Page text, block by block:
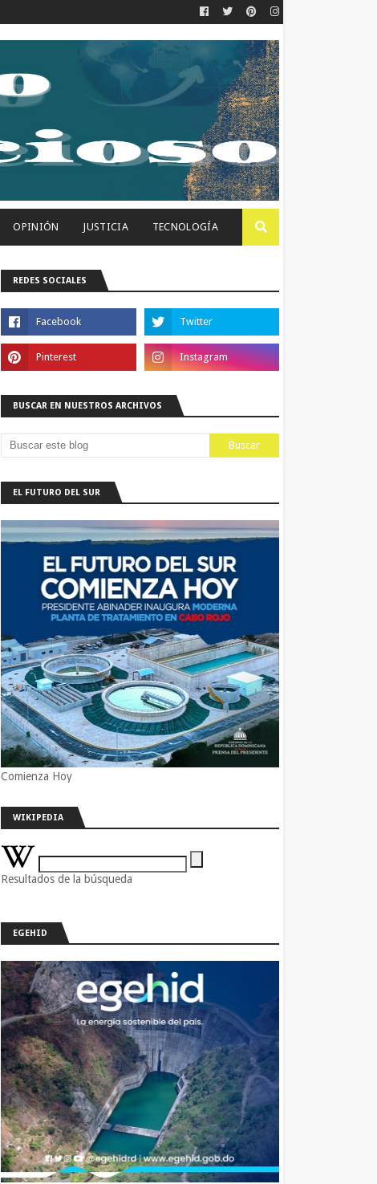
OPINIÓN JUSTICIA TECNOLOGÍA
REDES SOCIALES
BUSCAR EN NUESTROS ARCHIVOS
EL FUTURO DEL SUR
Comienza Hoy
WIKIPEDIA
Resultados de la búsqueda
EGEHID